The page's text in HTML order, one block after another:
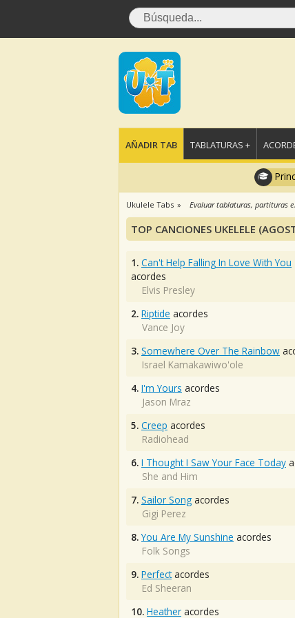
AÑADIR TAB TABLATURAS +
Ukulele Tabs Evaluar tablaturas, partituras
TOP CANCIONES UKELELE
1. Can't Help Falling In Love With You
acordes
Elvis Presley
2. Riptide acordes
Vance Joy
3. Somewhere Over The Rainbow
Israel Kamakawiwo'ole
4. I'm Yours acordes
Jason Mraz
5. Creep acordes
Radiohead
6. I Thought I Saw Your Face Today
She and Him
7. Sailor Song acordes
Gigi Perez
8. You Are My Sunshine acordes
Folk Songs
9. Perfectacordes
Ed Sheeran
10. Heather acordes